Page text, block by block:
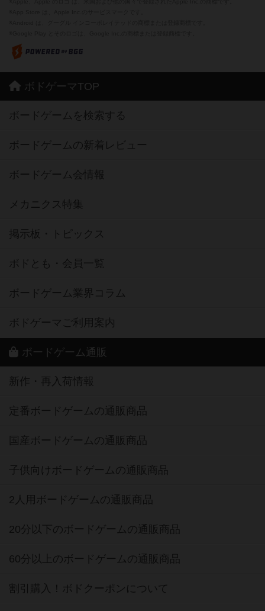
ボドゲーマTOP
ボードゲームを検索する
ボードゲームの新着レビュー
ボードゲーム会情報
メカニクス特集
掲示板・トピックス
ボドとも・会員一覧
ボードゲーム業界コラム
ボドゲーマご利用案内
ボードゲーム通販
新作・再入荷情報
定番ボードゲームの通販商品
国産ボードゲームの通販商品
子供向けボードゲームの通販商品
2人用ボードゲームの通販商品
20分以下のボードゲームの通販商品
60分以上のボードゲームの通販商品
割引購入！ボドクーポンについて